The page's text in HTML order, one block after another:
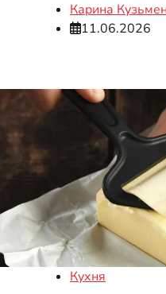
Карина
11.06.2026
Кухня